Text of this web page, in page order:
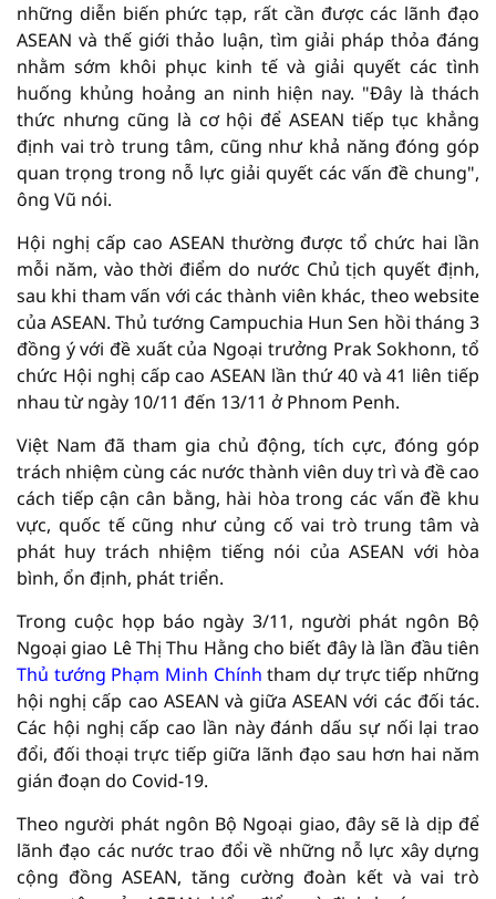
những diễn biến phức tạp, rất cần được các lãnh đạo
ASEAN và thế giới thảo luận, tìm giải pháp thỏa đáng
nhằm sớm khôi phục kinh tế và giải quyết các tình
huống khủng hoảng an ninh hiện nay. "Đây là thách
thức nhưng cũng là cơ hội để ASEAN tiếp tục khẳng
định vai trò trung tâm, cũng như khả năng đóng góp
quan trọng trong nỗ lực giải quyết các vấn đề chung",
ông Vũ nói.
Hội nghị cấp cao ASEAN thường được tổ chức hai lần
mỗi năm, vào thời điểm do nước Chủ tịch quyết định,
sau khi tham vấn với các thành viên khác, theo website
của ASEAN. Thủ tướng Campuchia Hun Sen hồi tháng 3
đồng ý với đề xuất của Ngoại trưởng Prak Sokhonn, tổ
chức Hội nghị cấp cao ASEAN lần thứ 40 và 41 liên tiếp
nhau từ ngày 10/11 đến 13/11 ở Phnom Penh.
Việt Nam đã tham gia chủ động, tích cực, đóng góp
trách nhiệm cùng các nước thành viên duy trì và đề cao
cách tiếp cận cân bằng, hài hòa trong các vấn đề khu
vực, quốc tế cũng như củng cố vai trò trung tâm và
phát huy trách nhiệm tiếng nói của ASEAN với hòa
bình, ổn định, phát triển.
Trong cuộc họp báo ngày 3/11, người phát ngôn Bộ
Ngoại giao Lê Thị Thu Hằng cho biết đây là lần đầu tiên
Thủ tướng Phạm Minh Chính tham dự trực tiếp những
hội nghị cấp cao ASEAN và giữa ASEAN với các đối tác.
Các hội nghị cấp cao lần này đánh dấu sự nối lại trao
đổi, đối thoại trực tiếp giữa lãnh đạo sau hơn hai năm
gián đoạn do Covid-19.
Theo người phát ngôn Bộ Ngoại giao, đây sẽ là dịp để
lãnh đạo các nước trao đổi về những nỗ lực xây dựng
cộng đồng ASEAN, tăng cường đoàn kết và vai trò